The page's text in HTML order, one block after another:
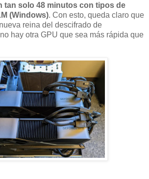
tan solo 48 minutos con tipos de
(Windows). Con esto, queda claro que
reina del descifrado de
hay otra GPU que sea más rápida que